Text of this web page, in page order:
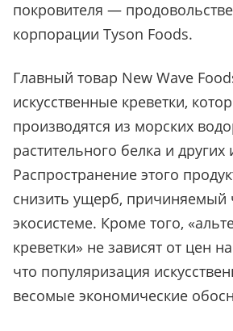
покровителя —
корпорации Tyson Foods.
Главный товар New Wave
искусственные креветки,
производятся из морских
растительного белка и других
Распространение этого
снизить ущерб, причиняемый
экосистеме. Кроме того,
креветки» не зависят от цен
что популяризация
весомые экономические